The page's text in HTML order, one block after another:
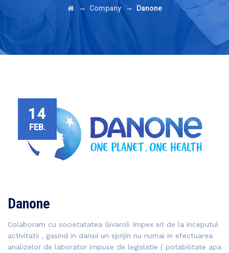
→ Company→ Danone
14
FEB.
Danone
Colaboram cu societatatea Givaroli Impex srl de la inceputul
activitatii , gasind in dansii un sprijin nu numai in efectuarea
analizelor de laborator impuse de legislatie ( potabilitate apa